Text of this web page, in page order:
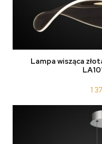
Lampa wisząca
1